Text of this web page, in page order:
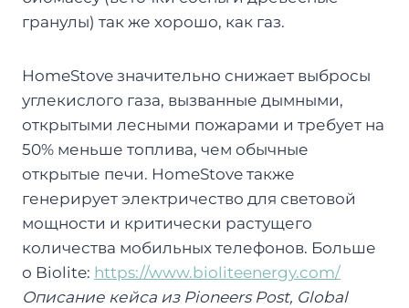
гранулы) так же хорошо, как газ.
HomeStove значительно снижает выбросы
углекислого газа, вызванные дымными,
открытыми лесными пожарами и требует на
50% меньше топлива, чем обычные
открытые печи. HomeStove также
генерирует электричество для световой
мощности и критически растущего
количества мобильных телефонов. Больше
о Biolite: https://www.bioliteenergy.com/
Описание кейса из Pioneers Post, Global